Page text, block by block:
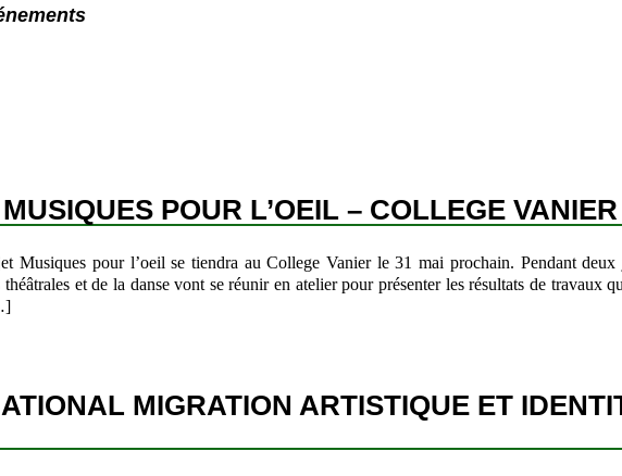
POUR L’OEIL – COLLEGE VANIER
Musiques pour l’oeil se tiendra au College Vanier le 31 mai prochain. Pendant deux
et de la danse vont se réunir en atelier pour présenter les résultats de travaux
MIGRATION ARTISTIQUE ET